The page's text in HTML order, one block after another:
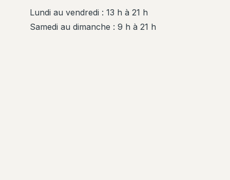
Lundi au vendredi : 13 h à 21 h
Samedi au dimanche : 9 h à 21 h